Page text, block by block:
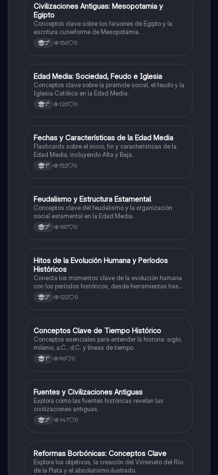
CHistoria
Civilizaciones Antiguas: Mesopotamia y
Egipto
Conceptos clave sobre los faraones de Egipto y la
escritura cuneiforme de Mesopotamia.
2° 156 0
EHistoria
Edad Media: Sociedad, Feudo e Iglesia
Conceptos clave sobre la pirámide social, el feudo y la
Iglesia Católica en la Edad Media.
1° 120 0
FHistoria
Fechas y Características de la Edad Media
Flashcards sobre el inicio, fin y características de la
Edad Media, incluyendo Alta y Baja.
1° 152 0
FHistoria
Feudalismo y Estructura Estamental
Conceptos clave del feudalismo y la organización
social estamental en la Edad Media.
2° 187 0
HHistoria
Hitos de la Evolución Humana y Períodos
Históricos
Conecta los momentos clave de la evolución humana
con los períodos históricos, desde herramientas hasta
escritura.
2° 122 0
CHistoria
Conceptos Clave de Tiempo Histórico
Conceptos esenciales para entender la historia: siglo,
milenio, a.C., d.C. y líneas de tiempo.
1° 96 0
FHistoria
Fuentes y Civilizaciones Antiguas
Explora cómo las fuentes históricas revelan las
civilizaciones antiguas.
2° 147 0
RHistoria
Reformas Borbónicas: Conceptos Clave
Explora los objetivos, la creación del Virreinato del Río
de la Plata y el absolutismo ilustrado.